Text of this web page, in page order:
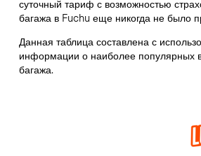
суточный тариф с возможностью
багажа в Fuchu еще никогда не было
Данная таблица составлена с
информации о наиболее популярных
багажа.